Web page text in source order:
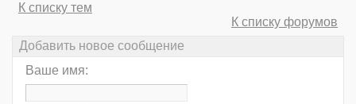
К списку тем
К списку форумов
Добавить новое сообщение
Ваше имя: